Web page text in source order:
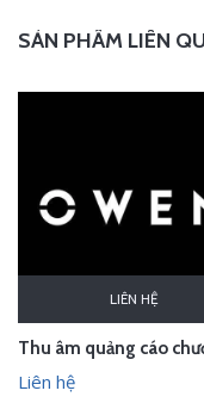
SẢN PHẨM LIÊN
LIÊN HỆ
Liên hệ